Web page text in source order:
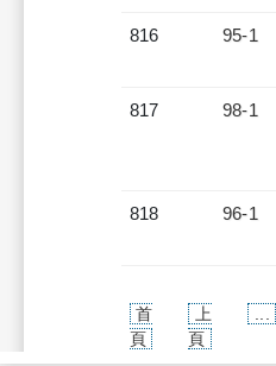
816 95-1
817 98-1
818 96-1
首
頁
上
頁